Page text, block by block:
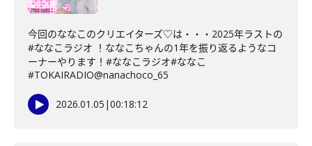
今回のななこのクリエイターズ♡は・・・2025年ラストの
#ななこラジオ ！ななこちゃんの1年を振り返るようなコ
ーナーやります！#ななこラジオ#ななこ
#TOKAIRADIO@nanachoco_65
2026.01.05 |00:18:12